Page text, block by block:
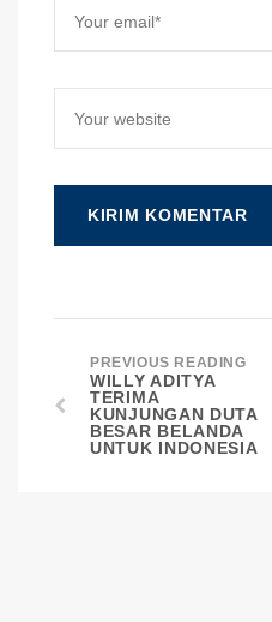
PREVIOUS READING
WILLY ADITYA
TERIMA
KUNJUNGAN DUTA
BESAR BELANDA
UNTUK INDONESIA